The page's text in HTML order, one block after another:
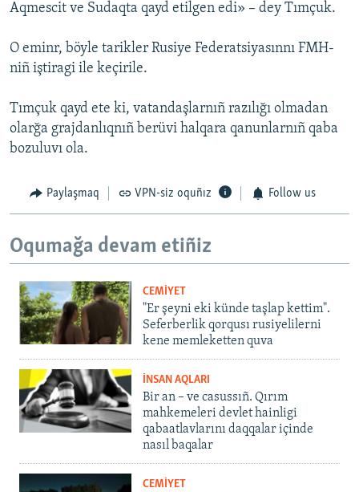
Aqmescit ve Sudaqta qayd etilgen edi» – dey Tımçuk.
O eminr, böyle tarikler Rusiye Federatsiyasınnı FMH-
niñ iştiragi ile keçirile.
Tımçuk qayd ete ki, vatandaşlarnıñ razılığı olmadan
olarğa grajdanlıqnıñ berüvi halqara qanunlarnıñ qaba
bozuluvı ola.
Paylaşmaq VPN-siz oquñız Follow us
Oqumağa devam etiñiz
CEMİYET
"Er şeyni eki künde taşlap kettim".
Seferberlik qorqusı rusiyelilerni
kene memleketten quva
İNSAN AQLARI
Bir an – ve casussıñ. Qırım
mahkemeleri devlet hainligi
qabaatlavlarını daqqalar içinde
nasıl baqalar
CEMİYET